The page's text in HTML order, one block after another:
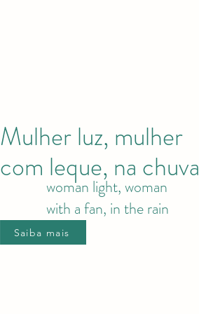
Mulher luz, mulher
com leque, na chuva
woman light, woman
with a fan, in the rain
Saiba mais